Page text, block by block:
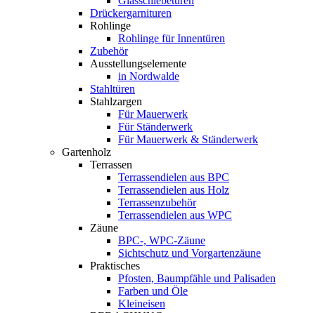
Drückergarnituren
Rohlinge
Rohlinge für Innentüren
Zubehör
Ausstellungselemente
in Nordwalde
Stahltüren
Stahlzargen
Für Mauerwerk
Für Ständerwerk
Für Mauerwerk & Ständerwerk
Gartenholz
Terrassen
Terrassendielen aus BPC
Terrassendielen aus Holz
Terrassenzubehör
Terrassendielen aus WPC
Zäune
BPC-, WPC-Zäune
Sichtschutz und Vorgartenzäune
Praktisches
Pfosten, Baumpfähle und Palisaden
Farben und Öle
Kleineisen